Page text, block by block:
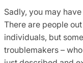
Sadly, you may
There are people
individuals, but
troublemakers –